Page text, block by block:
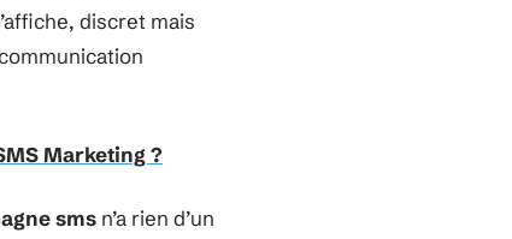
discret mais
Marketing ?
sms n’a rien d’un